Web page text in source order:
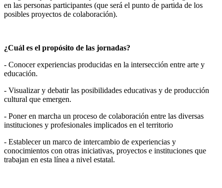
en las personas participantes (que será el punto de partida de los
posibles proyectos de colaboración).
¿Cuál es el propósito de las jornadas?
- Conocer experiencias producidas en la intersección entre arte y
educación.
- Visualizar y debatir las posibilidades educativas y de producción
cultural que emergen.
- Poner en marcha un proceso de colaboración entre las diversas
instituciones y profesionales implicados en el territorio
- Establecer un marco de intercambio de experiencias y
conocimientos con otras iniciativas, proyectos e instituciones que
trabajan en esta línea a nivel estatal.